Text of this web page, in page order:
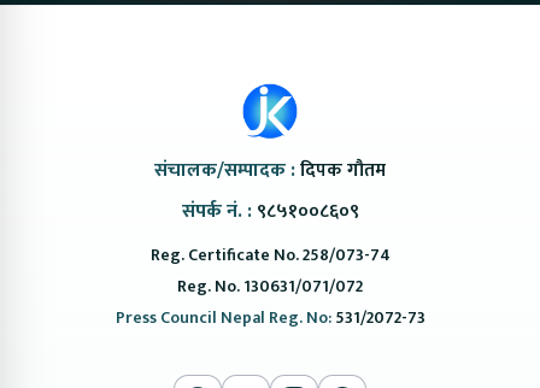
संचालक/सम्पादक :दिपक गौतम
संपर्क नं. : ९८५१००८६०९
Reg. Certificate No. 258/073-74
Reg. No. 130631/071/072
Press Council Nepal Reg. No:531/2072-73